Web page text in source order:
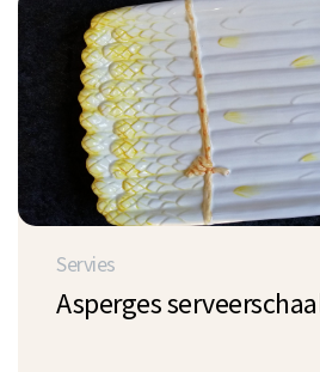
Servies
Asperges